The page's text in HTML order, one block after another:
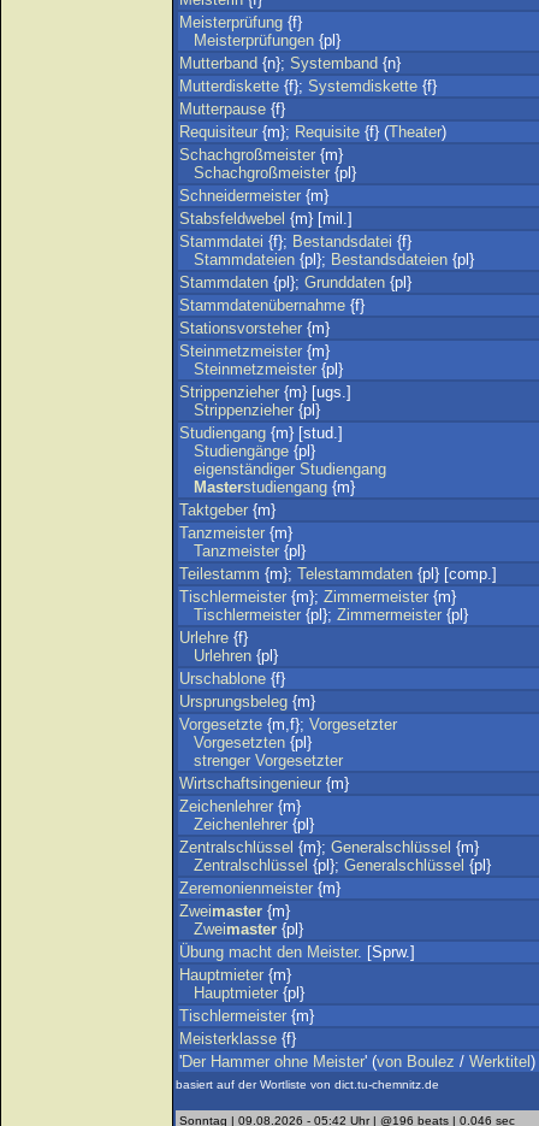
Meisterprüfung {f}
Meisterprüfungen {pl}
Mutterband {n}; Systemband {n}
Mutterdiskette {f}; Systemdiskette {f}
Mutterpause {f}
Requisiteur {m}; Requisite {f} (Theater)
Schachgroßmeister {m}
Schachgroßmeister {pl}
Schneidermeister {m}
Stabsfeldwebel {m} [mil.]
Stammdatei {f}; Bestandsdatei {f}
Stammdateien {pl}; Bestandsdateien {pl}
Stammdaten {pl}; Grunddaten {pl}
Stammdatenübernahme {f}
Stationsvorsteher {m}
Steinmetzmeister {m}
Steinmetzmeister {pl}
Strippenzieher {m} [ugs.]
Strippenzieher {pl}
Studiengang {m} [stud.]
Studiengänge {pl}
eigenständiger Studiengang
Masterstudiengang {m}
Taktgeber {m}
Tanzmeister {m}
Tanzmeister {pl}
Teilestamm {m}; Telestammdaten {pl} [comp.]
Tischlermeister {m}; Zimmermeister {m}
Tischlermeister {pl}; Zimmermeister {pl}
Urlehre {f}
Urlehren {pl}
Urschablone {f}
Ursprungsbeleg {m}
Vorgesetzte {m,f}; Vorgesetzter
Vorgesetzten {pl}
strenger Vorgesetzter
Wirtschaftsingenieur {m}
Zeichenlehrer {m}
Zeichenlehrer {pl}
Zentralschlüssel {m}; Generalschlüssel {m}
Zentralschlüssel {pl}; Generalschlüssel {pl}
Zeremonienmeister {m}
Zweimaster {m}
Zweimaster {pl}
Übung macht den Meister. [Sprw.]
Hauptmieter {m}
Hauptmieter {pl}
Tischlermeister {m}
Meisterklasse {f}
'Der Hammer ohne Meister' (von Boulez / Werktitel )
basiert auf der Wortliste von dict.tu-chemnitz.de
Sonntag | 09.08.2026 - 05:42 Uhr | @196 beats | 0.046 sec